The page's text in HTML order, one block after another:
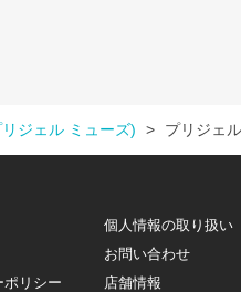
ジェル ミューズ) > プリジェ
個人情報の取り扱い
お問い合わせ
ポリシー
店舗情報